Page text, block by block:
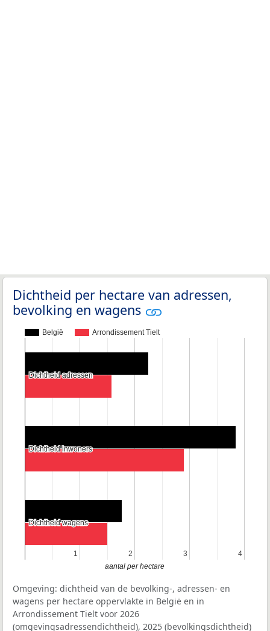
Dichtheid per hectare van adressen,
bevolking en wagens
België Arrondissement Tielt
1
1 2
2 3
3 4
4
Dichtheid adressen
Dichtheid adressen
Dichtheid inwoners
Dichtheid inwoners
Dichtheid wagens
Dichtheid wagens
aantal per hectare
Omgeving: dichtheid van de bevolking-, adressen- en
wagens per hectare oppervlakte in België en in
Arrondissement Tielt voor 2026
(omgevingsadressendichtheid), 2025 (bevolkingsdichtheid)